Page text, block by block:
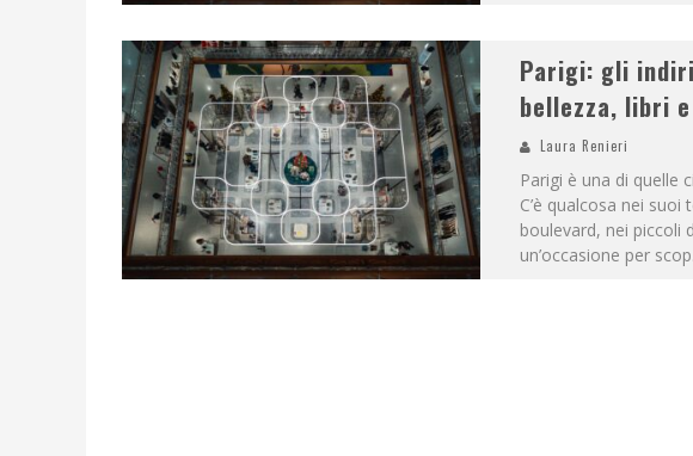
Parigi: gli
bellezza, libri
Laura Renieri
Parigi è una di quelle
C’è qualcosa nei
boulevard, nei piccoli
un’occasione per scop